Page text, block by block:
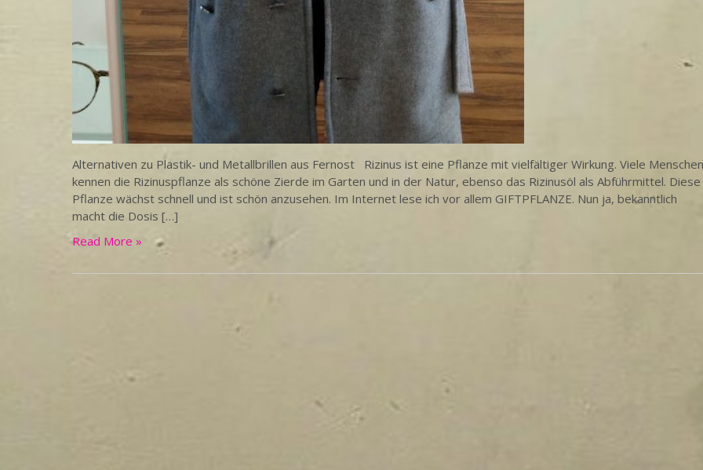
Alternativen zu Plastik- und Metallbrillen aus Fernost Rizinus ist eine Pflanze mit vielfältiger Wirkung. Viele Menschen
kennen die Rizinuspflanze als schöne Zierde im Garten und in der Natur, ebenso das Rizinusöl als Abführmittel. Diese
Pflanze wächst schnell und ist schön anzusehen. Im Internet lese ich vor allem GIFTPFLANZE. Nun ja, bekanntlich
macht die Dosis […]
Read More »